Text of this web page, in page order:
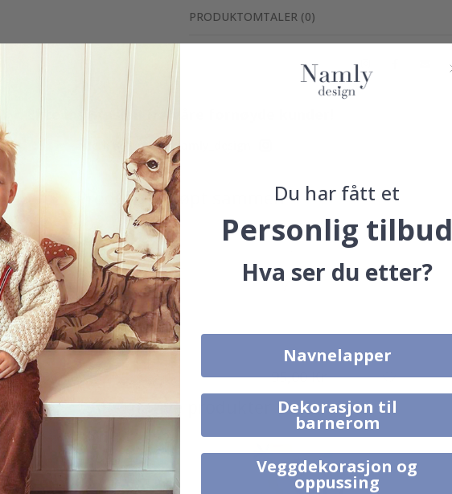
PRODUKTOMTALER (0)
Ekte inspirasjon fra våre fornøyde kunder!
Merk ditt med #namly_design
Produkter kjøpt sammen
95,00 Kr 95,00 Kr
Alternative produkter
Du har fått et
Personlig tilbud
Hva ser du etter?
Navnelapper
Dekorasjon til
barnerom
Veggdekorasjon og
oppussing